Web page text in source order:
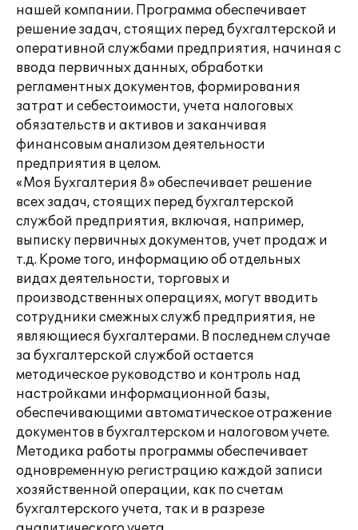
нашей компании. Программа обеспечивает
решение задач, стоящих перед бухгалтерской и
оперативной службами предприятия, начиная с
ввода первичных данных, обработки
регламентных документов, формирования
затрат и себестоимости, учета налоговых
обязательств и активов и заканчивая
финансовым анализом деятельности
предприятия в целом.
«Моя Бухгалтерия 8» обеспечивает решение
всех задач, стоящих перед бухгалтерской
службой предприятия, включая, например,
выписку первичных документов, учет продаж и
т.д. Кроме того, информацию об отдельных
видах деятельности, торговых и
производственных операциях, могут вводить
сотрудники смежных служб предприятия, не
являющиеся бухгалтерами. В последнем случае
за бухгалтерской службой остается
методическое руководство и контроль над
настройками информационной базы,
обеспечивающими автоматическое отражение
документов в бухгалтерском и налоговом учете.
Методика работы программы обеспечивает
одновременную регистрацию каждой записи
хозяйственной операции, как по счетам
бухгалтерского учета, так и в разрезе